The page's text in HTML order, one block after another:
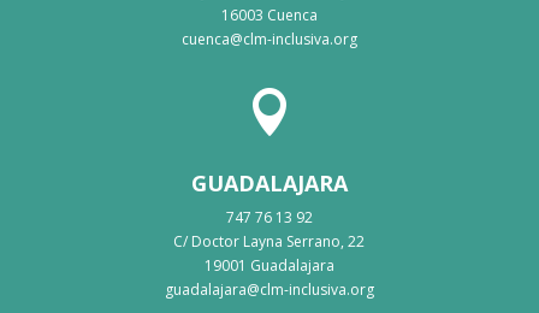
16003 Cuenca
cuenca@clm-inclusiva.org

GUADALAJARA
747 76 13 92
C/ Doctor Layna Serrano, 22
19001 Guadalajara
guadalajara@clm-inclusiva.org